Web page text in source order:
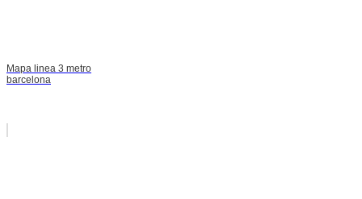
Mapa linea 3 metro
barcelona